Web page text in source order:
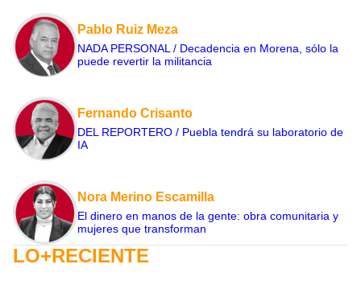
Pablo Ruiz Meza
NADA PERSONAL / Decadencia en Morena, sólo la
puede revertir la militancia
Fernando Crisanto
DEL REPORTERO / Puebla tendrá su laboratorio de
IA
Nora Merino Escamilla
El dinero en manos de la gente: obra comunitaria y
mujeres que transforman
LO+RECIENTE